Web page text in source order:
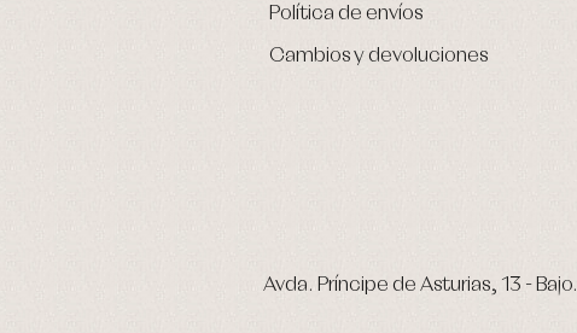
Política de envíos
Cambios y devoluciones
Avda. Príncipe de Asturias, 13 - Bajo.